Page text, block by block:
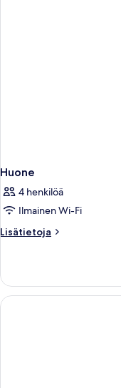
Huone
4 henkilöä
Ilmainen Wi-Fi
Lisätietoja
Lisätietoja